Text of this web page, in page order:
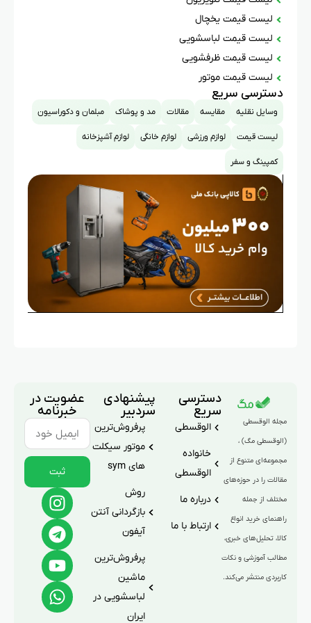
لیست قیمت یخچال
لیست قیمت لباسشویی
لیست قیمت ظرفشویی
لیست قیمت موتور
دسترسی سریع
وسایل نقلیه مقایسه مقالات مد و پوشاک مبلمان و دکوراسیون
لیست قیمت لوازم ورزشی لوازم خانگی لوازم آشپزخانه
کمپینگ و سفر
مجله الوقسطی
(الوقسطی مگ) ،
مجموعه‌ای متنوع از
مقالات را در حوزه‌های
مختلف از جمله
راهنمای خرید انواع
کالا، تحلیل‌های خبری،
مطالب آموزشی و نکات
کاربردی منتشر می‌کند.
دسترسی
سریع
الوقسطی
خانواده
الوقسطی
درباره ما
ارتباط با ما
پیشنهادی
سردبیر
پرفروش‌ترین
موتور سیکلت
های sym
روش
بازگردانی آنتن
آیفون
پرفروش‌ترین
ماشین
لباسشویی در
ایران
عضویت در
خبرنامه
ثبت